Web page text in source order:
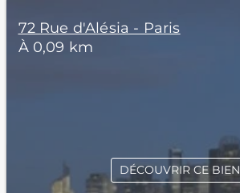
72 Rue d'Alésia - Paris
À 0,09 km
DÉCOUVRIR CE BIEN